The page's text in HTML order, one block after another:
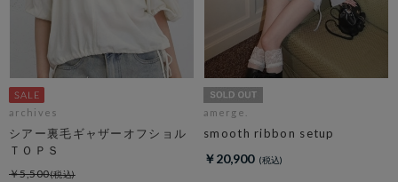
archives
シアー裏毛ギャザーオフショル
ＴＯＰＳ
￥5,500
amerge.
smooth ribbon setup
￥20,900